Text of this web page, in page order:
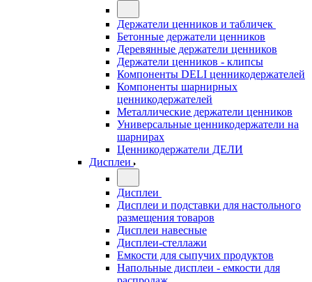
Держатели ценников и табличек
Бетонные держатели ценников
Деревянные держатели ценников
Держатели ценников - клипсы
Компоненты DELI ценникодержателей
Компоненты шарнирных
ценникодержателей
Металлические держатели ценников
Универсальные ценникодержатели на
шарнирах
Ценникодержатели ДЕЛИ
Дисплеи
Дисплеи
Дисплеи и подставки для настольного
размещения товаров
Дисплеи навесные
Дисплеи-стеллажи
Емкости для сыпучих продуктов
Напольные дисплеи - емкости для